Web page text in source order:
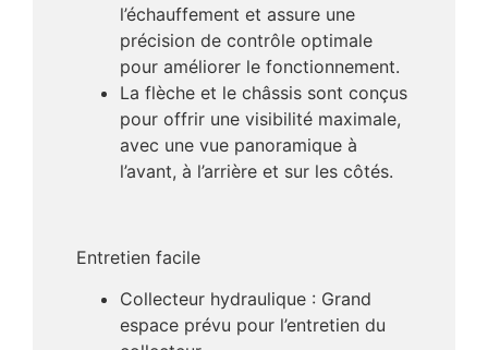
l’échauffement et assure une
précision de contrôle optimale
pour améliorer le fonctionnement.
La flèche et le châssis sont conçus
pour offrir une visibilité maximale,
avec une vue panoramique à
l’avant, à l’arrière et sur les côtés.
Entretien facile
Collecteur hydraulique : Grand
espace prévu pour l’entretien du